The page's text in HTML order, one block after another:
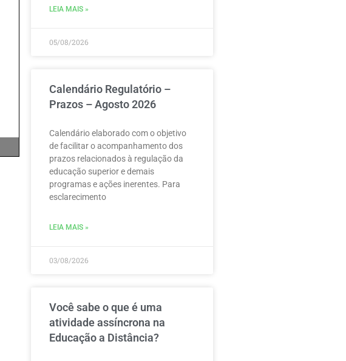
LEIA MAIS »
05/08/2026
Calendário Regulatório –
Prazos – Agosto 2026
Calendário elaborado com o objetivo
de facilitar o acompanhamento dos
prazos relacionados à regulação da
educação superior e demais
programas e ações inerentes. Para
esclarecimento
LEIA MAIS »
03/08/2026
Você sabe o que é uma
atividade assíncrona na
Educação a Distância?